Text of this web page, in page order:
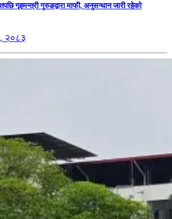
गृहमन्त्री गुरुङद्वारा माफी, अनुसन्धान जारी रहेको
२०८३